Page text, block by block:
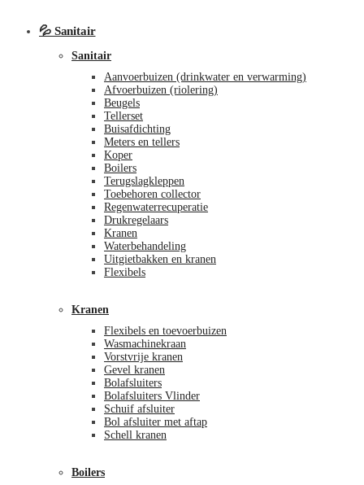
💦 Sanitair
Sanitair
Aanvoerbuizen (drinkwater en verwarming)
Afvoerbuizen (riolering)
Beugels
Tellerset
Buisafdichting
Meters en tellers
Koper
Boilers
Terugslagkleppen
Toebehoren collector
Regenwaterrecuperatie
Drukregelaars
Kranen
Waterbehandeling
Uitgietbakken en kranen
Flexibels
Kranen
Flexibels en toevoerbuizen
Wasmachinekraan
Vorstvrije kranen
Gevel kranen
Bolafsluiters
Bolafsluiters Vlinder
Schuif afsluiter
Bol afsluiter met aftap
Schell kranen
Boilers